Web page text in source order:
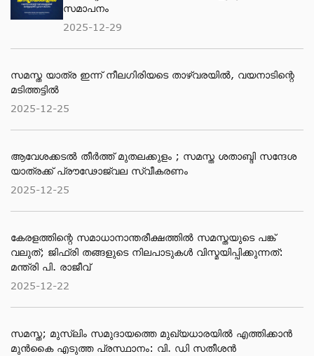
സമാപനം
2025-12-29
സമസ്ത യാത്ര ഇന്ന് നീലഗിരിയടെ താഴ്‌വരയിൽ, വയനാടിന്റെ
മടിത്തട്ടിൽ
2025-12-25
ആവേശക്കടൽ തീർത്ത് മുതലക്കുളം ; സമസ്ത ശതാബ്ദി സന്ദേശ
യാത്രക്ക് പ്രൗഢോജ്വല സ്വീകരണം
2025-12-25
കേരളത്തിന്റെ സമാധാനാന്തരീക്ഷത്തിൽ സമസ്തയുടെ പങ്ക്
വലുത്; ജിഫ്‌രി തങ്ങളുടെ നിലപാടുകൾ വിസ്മയിപ്പിക്കുന്നത്:
മന്ത്രി പി. രാജീവ്
2025-12-22
സമസ്ത; മുസ്ലിം സമുദായത്തെ മുഖ്യധാരയിൽ എത്തിക്കാൻ
മുൻകൈ എടുത്ത പ്രസ്ഥാനം: വി. ഡി സതീശൻ